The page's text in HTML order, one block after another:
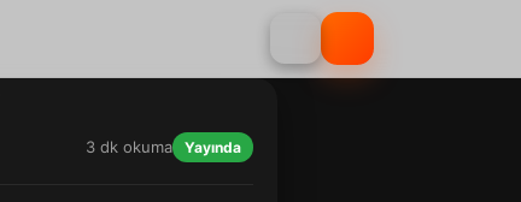
3 dk okuma Yayında